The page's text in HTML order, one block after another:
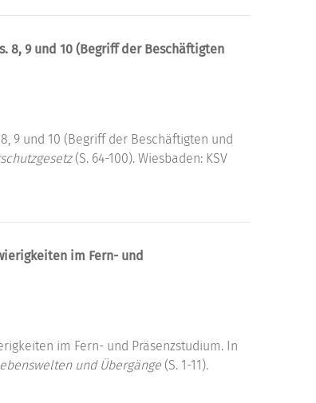
8, 9 und 10 (Begriff der Beschäftigten
8, 9 und 10 (Begriff der Beschäftigten und
(S. 64-100). Wiesbaden: KSV
im Fern- und
im Fern- und Präsenzstudium. In
und Übergänge (S. 1-11).